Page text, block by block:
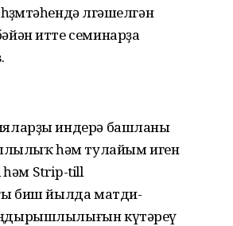
өлгәшелгән
итте семинарҙа
индерә башланы
һәм тулайым иген
һәм Strip-till
биш йылда матди-
күтәреү